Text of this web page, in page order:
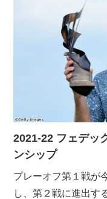
2021-22 フェデッ
ンシップ
プレーオフ第１戦が
し、第２戦に進出す